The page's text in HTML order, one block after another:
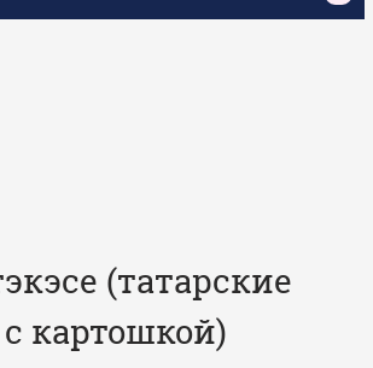
(татарские
картошкой)